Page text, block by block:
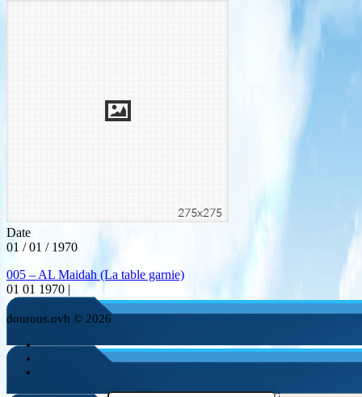
Date
01 / 01 / 1970
005 – AL Maidah (La table garnie)
01 01 1970 |
dourous.ovh © 2026